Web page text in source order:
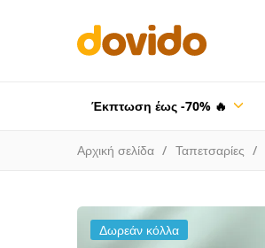
Έκπτωση έως -70% 🔥
Αρχική σελίδα Ταπετσαρίες
Δωρεάν κόλλα